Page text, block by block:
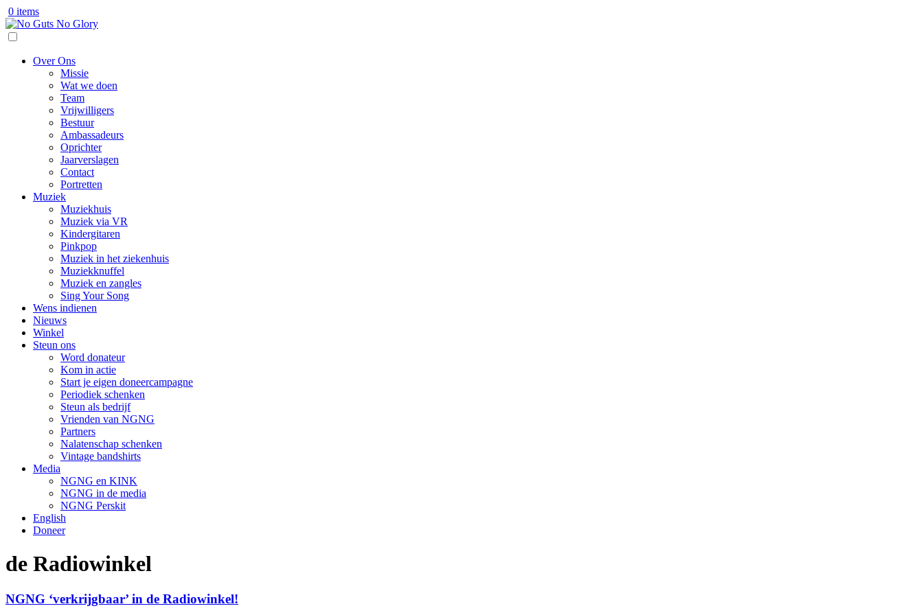
0 items
Over Ons
Missie
Wat we doen
Team
Vrijwilligers
Bestuur
Ambassadeurs
Oprichter
Jaarverslagen
Contact
Portretten
Muziek
Muziekhuis
Muziek via VR
Kindergitaren
Pinkpop
Muziek in het ziekenhuis
Muziekknuffel
Muziek en zangles
Sing Your Song
Wens indienen
Nieuws
Winkel
Steun ons
Word donateur
Kom in actie
Start je eigen doneercampagne
Periodiek schenken
Steun als bedrijf
Vrienden van NGNG
Partners
Nalatenschap schenken
Vintage bandshirts
Media
NGNG en KINK
NGNG in de media
NGNG Perskit
English
Doneer
de Radiowinkel
NGNG ‘verkrijgbaar’ in de Radiowinkel!